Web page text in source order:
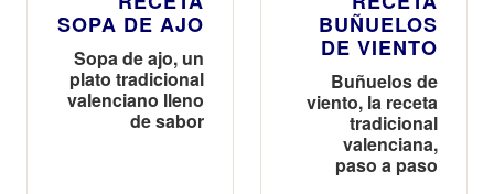
SOPA DE AJO
Sopa de ajo, un
plato tradicional
valenciano lleno
de sabor
BUÑUELOS
DE VIENTO
Buñuelos de
viento, la receta
tradicional
valenciana,
paso a paso